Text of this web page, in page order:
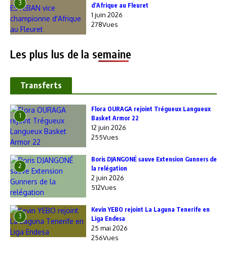
3
d’Afrique au Fleuret
1 juin 2026
278Vues
Les plus lus de la semaine
Transferts
1
Flora OURAGA rejoint Trégueux Langueux
Basket Armor 22
12 juin 2026
255Vues
2
Boris DJANGONÉ sauve Extension Gunners de
la relégation
2 juin 2026
512Vues
3
Kevin YEBO rejoint La Laguna Tenerife en
Liga Endesa
25 mai 2026
256Vues